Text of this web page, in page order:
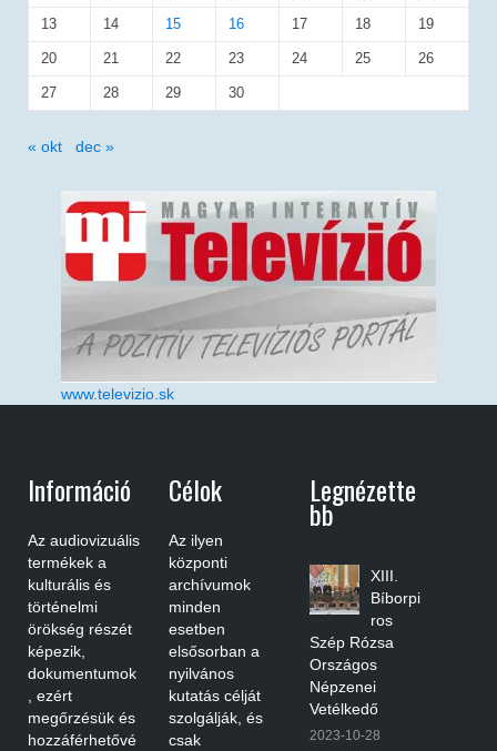
13 14 15 16 17 18 19
20 21 22 23 24 25 26
27 28 29 30
« okt dec »
www.televizio.sk
Információ
Az audiovizuális
termékek a
kulturális és
történelmi
örökség részét
képezik,
dokumentumok
, ezért
megőrzésük és
hozzáférhetővé
Célok
Az ilyen
központi
archívumok
minden
esetben
elsősorban a
nyilvános
kutatás célját
szolgálják, és
csak
Legnézette
Bb
XIII.
Bíborpi
ros
Szép Rózsa
Országos
Népzenei
Vetélkedő
2023-10-28